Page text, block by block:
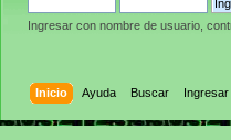
Ingresar con nombre de usuario,
Inicio Ayuda Buscar Ingresar